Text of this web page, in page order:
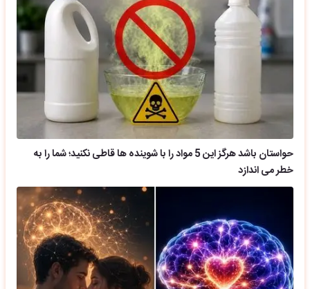
حواستان باشد هرگز این 5 مواد را با شوینده ها قاطی نکنید؛ شما را به
خطر می اندازد